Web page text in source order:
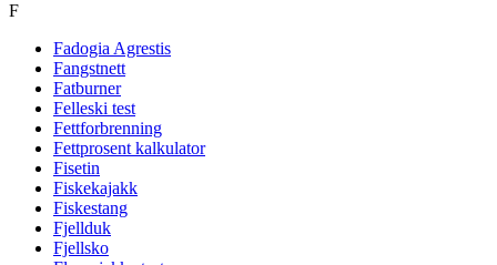
F
Fadogia Agrestis
Fangstnett
Fatburner
Felleski test
Fettforbrenning
Fettprosent kalkulator
Fisetin
Fiskekajakk
Fiskestang
Fjellduk
Fjellsko